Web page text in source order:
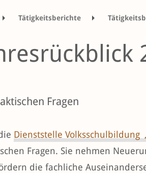
Tätigkeitsberichte
Fragen
Dienststelle Volksschulbildung
Fragen. Sie nehmen
die fachliche